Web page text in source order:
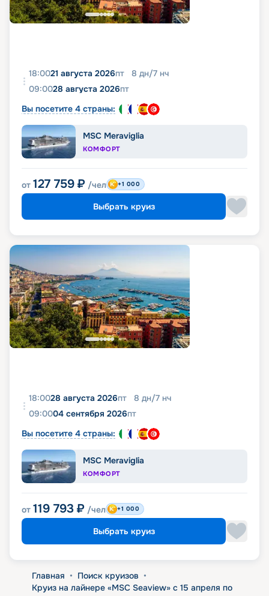
18:0021 августа 2026пт 8 дн/7 нч
09:0028 августа 2026пт
Вы посетите 4 страны:
MSC Meraviglia
КОМФОРТ
от 127 759 ₽ /чел +1 000
Выбрать круиз
18:0028 августа 2026пт 8 дн/7 нч
09:0004 сентября 2026пт
Вы посетите 4 страны:
MSC Meraviglia
КОМФОРТ
от 119 793 ₽ /чел +1 000
Выбрать круиз
Главная • Поиск круизов •
Круиз на лайнере «MSC Seaview» с 15 апреля по